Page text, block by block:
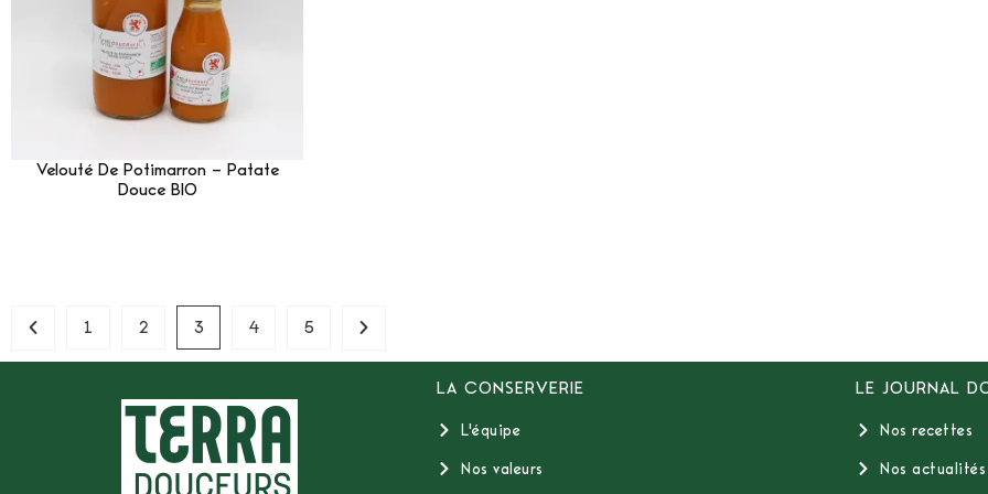
Velouté De Potimarron – Patate
Douce BIO
1 2 3 4 5
LA CONSERVERIE
L'équipe
Nos valeurs
LE JOURNAL
Nos recettes
Nos actualités